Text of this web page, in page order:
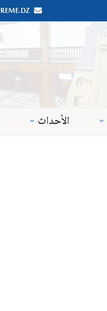


الأحداث